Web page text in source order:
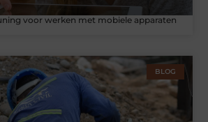
voor werken met mobiele apparaten
BLOG